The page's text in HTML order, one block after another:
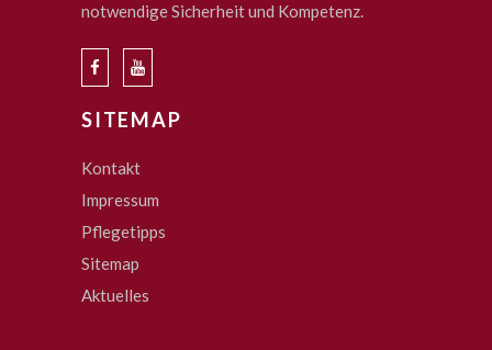
notwendige Sicherheit und Kompetenz.
SITEMAP
Kontakt
Impressum
Pflegetipps
Sitemap
Aktuelles